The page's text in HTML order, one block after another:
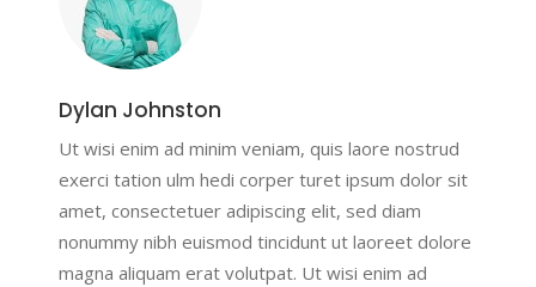
Dylan Johnston
Ut wisi enim ad minim veniam, quis laore nostrud
exerci tation ulm hedi corper turet ipsum dolor sit
amet, consectetuer adipiscing elit, sed diam
nonummy nibh euismod tincidunt ut laoreet dolore
magna aliquam erat volutpat. Ut wisi enim ad